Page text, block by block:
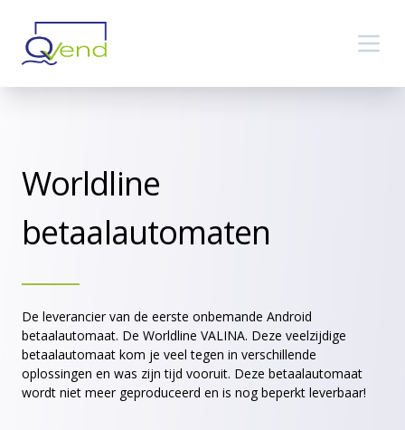
Worldline
betaalautomaten
De leverancier van de eerste onbemande Android
betaalautomaat. De Worldline VALINA. Deze veelzijdige
betaalautomaat kom je veel tegen in verschillende
oplossingen en was zijn tijd vooruit. Deze betaalautomaat
wordt niet meer geproduceerd en is nog beperkt leverbaar!